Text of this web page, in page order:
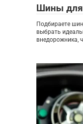
Шины для
Подбираете
выбрать
внедорожника,